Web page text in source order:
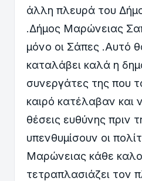
άλλη πλευρά του
.Δήμος Μαρώνειας
μόνο οι Σάπες .Αυτό
καταλάβει καλά η
συνεργάτες της που
καιρό κατέλαβαν και
θέσεις ευθύνης πριν
υπενθυμίσουν οι
Μαρώνειας κάθε
τετραπλασιάζει τον